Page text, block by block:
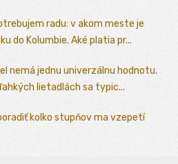
radu: v akom meste je
do Kolumbie. Aké platia pr...
nemá jednu univerzálnu hodnotu.
lietadlách sa typic...
kolko stupňov ma vzepetí